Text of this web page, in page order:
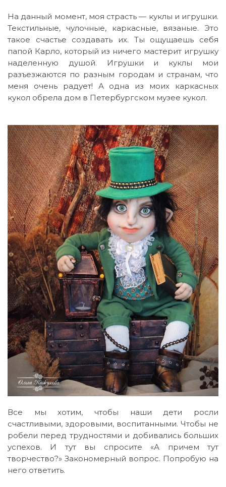
На данный момент, моя страсть — куклы и игрушки.
Текстильные, чулочные, каркасные, вязаные. Это
такое счастье создавать их. Ты ощущаешь себя
папой Карло, который из ничего мастерит игрушку
наделенную душой. Игрушки и куклы мои
разъезжаются по разным городам и странам, что
меня очень радует! А одна из моих каркасных
кукол обрела дом в Петербургском музее кукол.
Все мы хотим, чтобы наши дети росли
счастливыми, здоровыми, воспитанными. Чтобы не
робели перед трудностями и добивались больших
успехов. И тут вы спросите «А причем тут
творчество?» Закономерный вопрос. Попробую на
него ответить.